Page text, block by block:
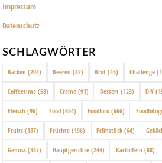
Impressum
Datenschutz
SCHLAGWÖRTER
Backen (204) Beeren (82) Brot (45) Challenge
Coffeetime (58) Creme (91) Dessert (123) DIY
Fleisch (96) Food (654) Foodfoto (666)
Fruits (187) Früchte (196) Frühstück (64)
Genuss (357) Hauptgerichte (244) Kartoffeln (88)